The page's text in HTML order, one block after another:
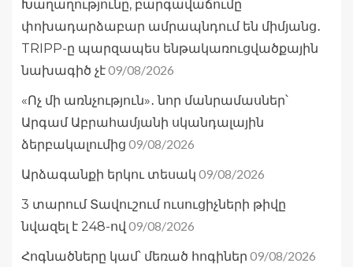
Խաղաղությունը, բարգավաճումը
փոխադարձաբար ամրապնդում են միմյանց․
TRIPP-ը պարզապես ենթակառուցվածքային
նախագիծ չէ09/08/2026
«Ոչ մի առնչություն»․ նոր մանրամասներ՝
Արգամ Աբրահամյանի սկանդալային
ձերբակալումից 09/08/2026
Արձագանքի երկու տեսակ 09/08/2026
3 տարում Տավուշում ուսուցիչների թիվը
նվազել է 248-ով 09/08/2026
Հոգնածները կամ՝ մեռած հոգիներ 09/08/2026